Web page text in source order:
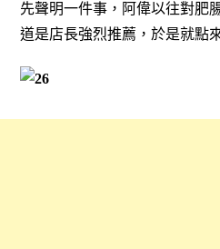
先聲明一件事，阿偉以往對肥
道是店長強烈推薦，於是就點